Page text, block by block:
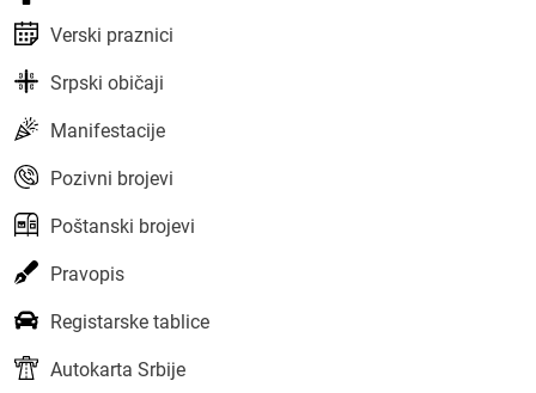
Verski praznici
Srpski običaji
Manifestacije
Pozivni brojevi
Poštanski brojevi
Pravopis
Registarske tablice
Autokarta Srbije